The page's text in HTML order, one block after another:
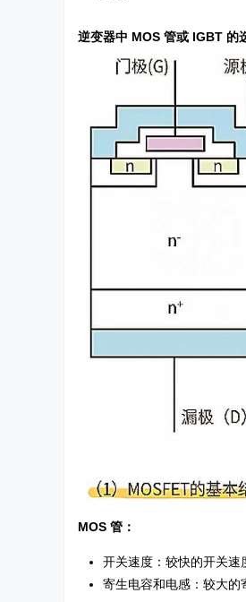
逆变器中 MOS 管或 IGBT 的
MOS 管：
开关速度：较快的开关速
寄生电容和电感：较大的